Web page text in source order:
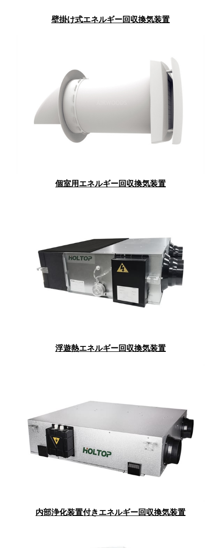
壁掛け式エネルギー回収換気装置
個室用エネルギー回収換気装置
浮遊熱エネルギー回収換気装置
内部浄化装置付きエネルギー回収換気装置